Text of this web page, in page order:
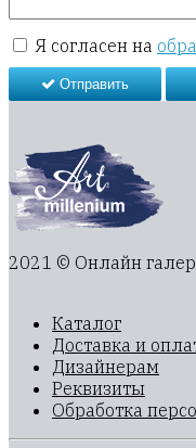
Я согласен на
Отправить
2021 © Онлайн
Каталог
Доставка и
Дизайнерам
Реквизиты
Обработка